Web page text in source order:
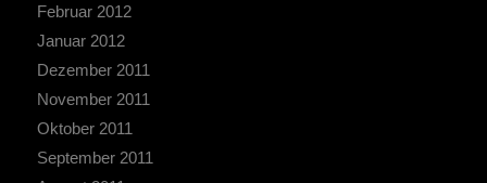
Februar 2012
Januar 2012
Dezember 2011
November 2011
Oktober 2011
September 2011